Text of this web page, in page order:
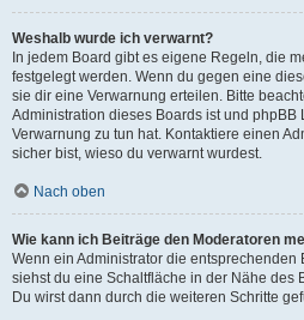
Weshalb wurde ich verwarnt?
In jedem Board gibt es eigene Regeln, die
festgelegt werden. Wenn du gegen eine
sie dir eine Verwarnung erteilen. Bitte
Administration dieses Boards ist und phpBB
Verwarnung zu tun hat. Kontaktiere einen
sicher bist, wieso du verwarnt wurdest.
Nach oben
Wie kann ich Beiträge den Moderatoren
Wenn ein Administrator die
siehst du eine Schaltfläche in der Nähe des
Du wirst dann durch die weiteren Schritte